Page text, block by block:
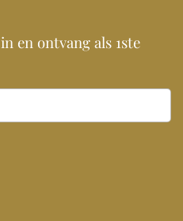
en ontvang als 1ste